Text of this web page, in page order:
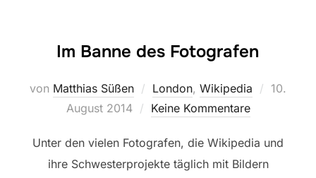
Im Banne des Fotografen
von Matthias Süßen London, Wikipedia
10.
August 2014
Keine Kommentare
Unter den vielen Fotografen, die Wikipedia und
ihre Schwesterprojekte täglich mit Bildern